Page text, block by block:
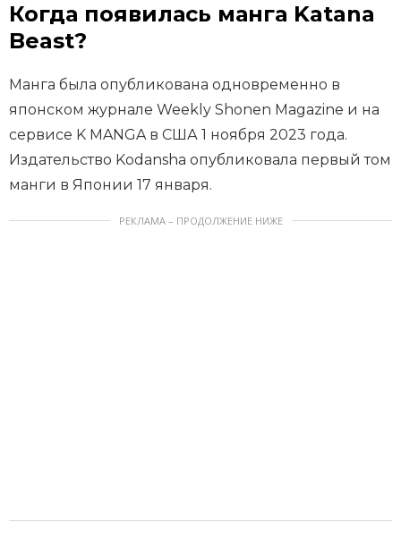
Когда появилась манга Katana
Beast?
Манга была опубликована одновременно в
японском журнале Weekly Shonen Magazine и на
сервисе K MANGA в США 1 ноября 2023 года.
Издательство Kodansha опубликовала первый том
манги в Японии 17 января.
РЕКЛАМА – ПРОДОЛЖЕНИЕ НИЖЕ